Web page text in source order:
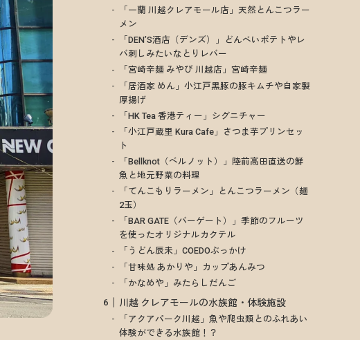
「一蘭 川越クレアモール店」天然とんこつラー
メン
「DEN’S酒店（デンズ）」どんべいポテトやレ
バ刺しみたいなとりレバー
「宮崎辛麺 みやび 川越店」宮崎辛麺
「居酒家 めん」小江戸黒豚の豚キムチや自家製
厚揚げ
「HK Tea 香港ティー」シグニチャー
「小江戸蔵里 Kura Cafe」さつま芋プリンセッ
ト
「Bellknot（ベルノット）」陸前高田直送の鮮
魚と地元野菜の料理
「てんこもりラーメン」とんこつラーメン（麺
2玉）
「BAR GATE（バーゲート）」季節のフルーツ
を使ったオリジナルカクテル
「うどん辰未」COEDOぶっかけ
「甘味処 あかりや」カップあんみつ
「かなめや」みたらしだんご
川越 クレアモールの水族館・体験施設
「アクアパーク川越」魚や爬虫類とのふれあい
体験ができる水族館！？